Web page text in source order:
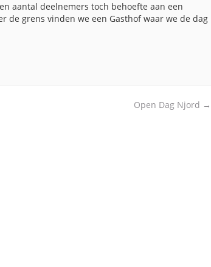
aantal deelnemers toch behoefte aan een
de grens vinden we een Gasthof waar we de dag
Open Dag Njord →